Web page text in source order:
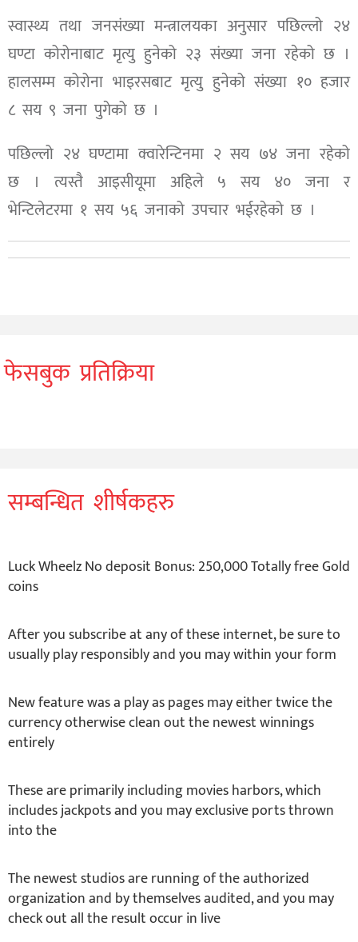
स्वास्थ्य तथा जनसंख्या मन्त्रालयका अनुसार पछिल्लो २४
घण्टा कोरोनाबाट मृत्यु हुनेको २३ संख्या जना रहेको छ ।
हालसम्म कोरोना भाइरसबाट मृत्यु हुनेको संख्या १० हजार
८ सय ९ जना पुगेको छ ।
पछिल्लो २४ घण्टामा क्वारेन्टिनमा २ सय ७४ जना रहेको
छ । त्यस्तै आइसीयूमा अहिले ५ सय ४० जना र
भेन्टिलेटरमा १ सय ५६ जनाको उपचार भईरहेको छ ।
फेसबुक प्रतिक्रिया
सम्बन्धित शीर्षकहरु
Luck Wheelz No deposit Bonus: 250,000 Totally free Gold
coins
After you subscribe at any of these internet, be sure to
usually play responsibly and you may within your form
New feature was a play as pages may either twice the
currency otherwise clean out the newest winnings
entirely
These are primarily including movies harbors, which
includes jackpots and you may exclusive ports thrown
into the
The newest studios are running of the authorized
organization and by themselves audited, and you may
check out all the result occur in live